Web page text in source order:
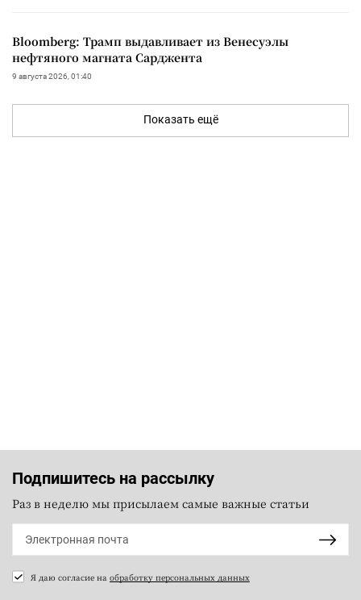
Bloomberg: Трамп выдавливает из Венесуэлы
нефтяного магната Сарджента
9 августа 2026, 01:40
Показать ещё
Подпишитесь на рассылку
Раз в неделю мы присылаем самые важные статьи
Я даю согласие на обработку персональных данных